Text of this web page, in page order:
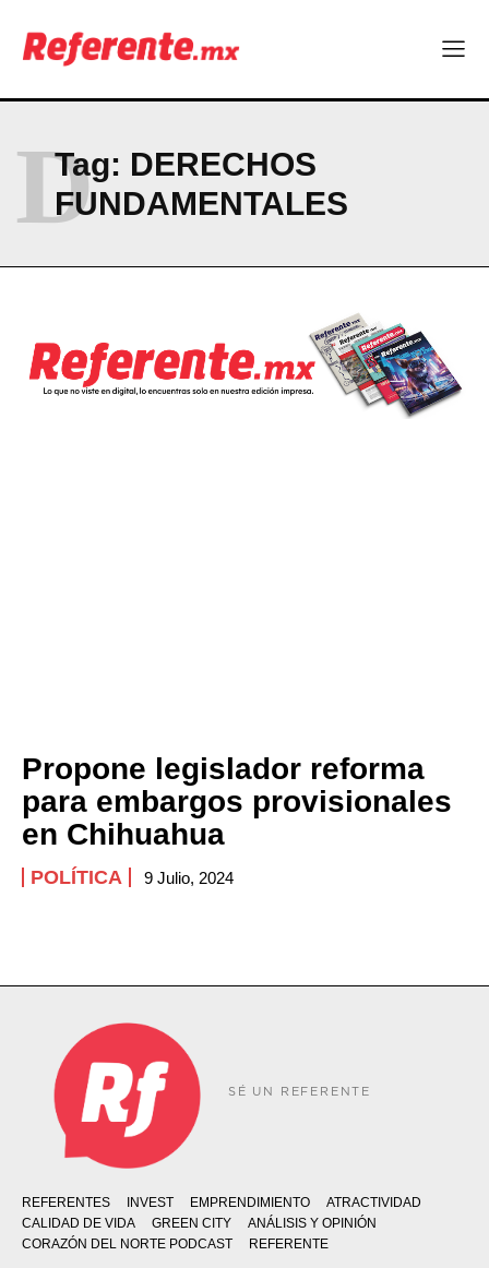
Company
ABOUT
PRIVACY POLICY
NEWSLETTER
Tag: DERECHOS
FUNDAMENTALES
D
Propone legislador reforma
para embargos provisionales
en Chihuahua
POLÍTICA 9 Julio, 2024
SÉ UN REFERENTE
REFERENTES INVEST EMPRENDIMIENTO
ATRACTIVIDAD
CALIDAD DE VIDA
GREEN CITY
ANÁLISIS Y OPINIÓN
CORAZÓN DEL NORTE PODCAST
REFERENTE